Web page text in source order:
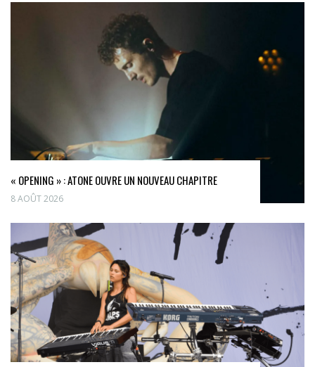
« OPENING » : ATONE OUVRE UN NOUVEAU CHAPITRE
8 AOÛT 2026